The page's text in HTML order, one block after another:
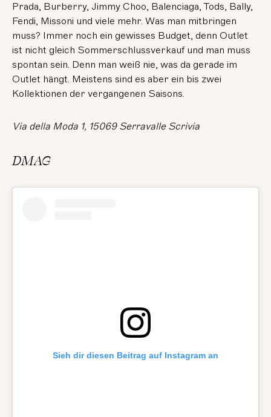
Prada, Burberry, Jimmy Choo, Balenciaga, Tods, Bally,
Fendi, Missoni und viele mehr. Was man mitbringen
muss? Immer noch ein gewisses Budget, denn Outlet
ist nicht gleich Sommerschlussverkauf und man muss
spontan sein. Denn man weiß nie, was da gerade im
Outlet hängt. Meistens sind es aber ein bis zwei
Kollektionen der vergangenen Saisons.
Via della Moda 1, 15069 Serravalle Scrivia
DMAG
Sieh dir diesen Beitrag auf Instagram an